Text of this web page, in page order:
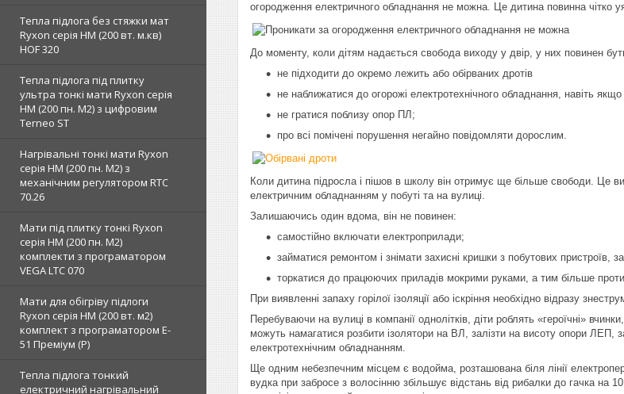
Тепла підлога без стяжки мат
Ryxon серія НМ (200 вт. м.кв)
HOF 320
Тепла підлога під плитку
ультра тонкі мати Ryxon серія
НМ (200 пн. М2) з цифровим
Terneo ST
Нагрівальні тонкі мати Ryxon
серія НМ (200 пн. М2) з
механічним регулятором RTC
70.26
Мати під плитку тонкі Ryxon
серія НМ (200 пн. М2)
комплекти з програматором
VEGA LTC 070
Мати для обігріву підлоги
Ryxon серія НМ (200 вт. м2)
комплект з програматором E-
51 Преміум (Р)
Тепла підлога тонкий
електричний нагрівальний
огородження електричного обладнання не можна. Це дитина повинна чітко
До моменту, коли дітям надається свобода виходу у двір, у них повинен
не підходити до окремо лежить або обірваних дротів
не наближатися до огорожі електротехнічного обладнання, навіть
не гратися поблизу опор ПЛ;
про всі помічені порушення негайно повідомляти дорослим.
Коли дитина підросла і пішов в школу він отримує ще більше свободи. Це
електричним обладнанням у побуті та на вулиці.
Залишаючись один вдома, він не повинен:
самостійно включати електроприлади;
займатися ремонтом і знімати захисні кришки з побутових пристроїв,
торкатися до працюючих приладів мокрими руками, а тим більше
При виявленні запаху горілої ізоляції або іскріння необхідно відразу
Перебуваючи на вулиці в компанії однолітків, діти роблять «героїчні»
можуть намагатися розбити ізолятори на ВЛ, залізти на висоту опори ЛЕП,
електротехнічним обладнанням.
Ще одним небезпечним місцем є водойма, розташована біля лінії
вудка при забросе з волосінню збільшує відстань від рибалки до гачка на